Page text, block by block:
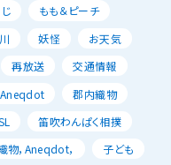
もも＆ピーチ
妖怪
お天気
再放送
交通情報
Aneqdot
郡内織物
笛吹わんぱく相撲
物，Aneqdot，
子ども